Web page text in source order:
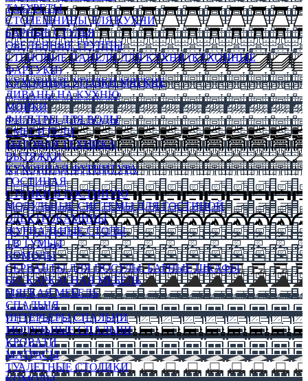
ТАБУРЕТЫ
СТОЛЕШНИЦЫ ДЛЯ КУХНИ
БАРНЫЕ СТУЛЬЯ
ОБЕДЕННЫЕ ГРУППЫ
СТЕНОВЫЕ ПАНЕЛИ ДЛЯ КУХНИ (КУХОННЫЕ
ФАРТУКИ)
КУХОННЫЕ УГОЛКИ МЯГКИЕ
ДИВАНЫ НА КУХНЮ
МОЙКИ
ФИЛЬТРЫ ДЛЯ ВОДЫ
СМЕСИТЕЛИ
БЫТОВАЯ ТЕХНИКА
ВЫТЯЖКИ
КУХОННАЯ ФУРНИТУРА
ГОСТИНАЯ
СТЕНКИ В ГОСТИНУЮ
МОДУЛЬНЫЕ СИСТЕМЫ ДЛЯ ГОСТИНОЙ
ЭЛЕКТРОКАМИНЫ
ЖУРНАЛЬНЫЕ СТОЛЫ
ТВ ТУМБЫ
КОМОДЫ
СЕРВАНТЫ ДЛЯ ПОСУДЫ, БАРНЫЕ ШКАФЫ
БЕСКАРКАСНАЯ МЕБЕЛЬ
МЯГКАЯ МЕБЕЛЬ
СПАЛЬНЯ
ИНТЕРЬЕРЫ СПАЛЬНИ
МОДУЛЬНЫЕ СПАЛЬНИ
КРОВАТИ
МАТРАСЫ
ТУАЛЕТНЫЕ СТОЛИКИ